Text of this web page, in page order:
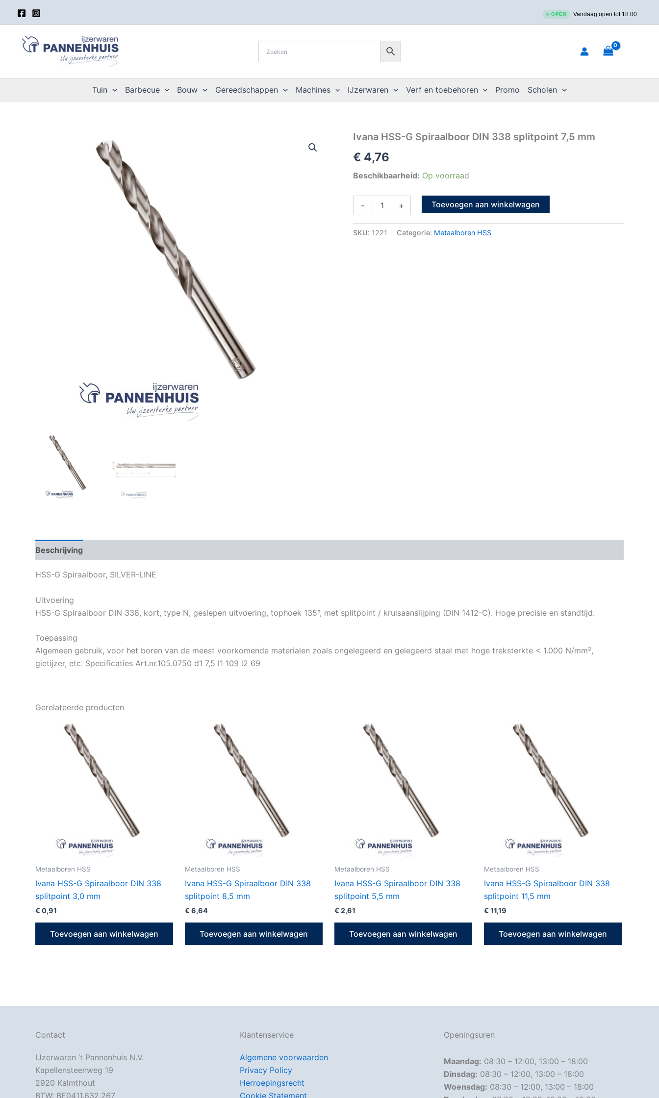
inhoud
OPEN Vandaag open tot 18:00
Tuin Barbecue Bouw Gereedschappen Machines IJzerwaren Verf en toebehoren Promo Scholen
Ivana HSS-G Spiraalboor DIN 338 splitpoint 7,5 mm
€ 4,76
Beschikbaarheid: Op voorraad
-
Ivana
G
Spiraalboor
DIN
splitpoint
7,5
mm
aantal
+ Toevoegen aan winkelwagen
SKU: 1221 Categorie: Metaalboren HSS
Beschrijving
HSS-G Spiraalboor, SILVER-LINE
Uitvoering
HSS-G Spiraalboor DIN 338, kort, type N, geslepen uitvoering, tophoek 135°, met splitpoint / kruisaanslijping (DIN 1412-C). Hoge precisie en standtijd.
Toepassing
Algemeen gebruik, voor het boren van de meest voorkomende materialen zoals ongelegeerd en gelegeerd staal met hoge treksterkte < 1.000 N/mm²,
gietijzer, etc. Specificaties Art.nr.105.0750 d1 7,5 l1 109 l2 69
Gerelateerde producten
Metaalboren HSS
Ivana HSS-G Spiraalboor DIN 338
splitpoint 3,0 mm
€ 0,91
Toevoegen aan winkelwagen
Metaalboren HSS
Ivana HSS-G Spiraalboor DIN 338
splitpoint 8,5 mm
€ 6,64
Toevoegen aan winkelwagen
Metaalboren HSS
Ivana HSS-G Spiraalboor DIN 338
splitpoint 5,5 mm
€ 2,61
Toevoegen aan winkelwagen
Metaalboren HSS
Ivana HSS-G Spiraalboor DIN 338
splitpoint 11,5 mm
€ 11,19
Toevoegen aan winkelwagen
Contact
IJzerwaren ‘t Pannenhuis N.V.
Kapellensteenweg 19
2920 Kalmthout
BTW: BE0411.632.267
Klantenservice
Algemene voorwaarden
Privacy Policy
Herroepingsrecht
Cookie Statement
Openingsuren
Maandag: 08:30 – 12:00, 13:00 – 18:00
Dinsdag: 08:30 – 12:00, 13:00 – 18:00
Woensdag: 08:30 – 12:00, 13:00 – 18:00